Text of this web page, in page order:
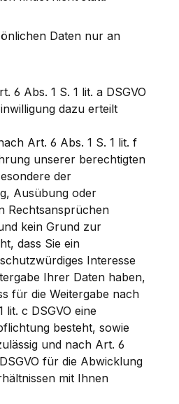
Daten nur an
6 Abs. 1 S. 1 lit. a DSGVO
dazu erteilt
Art. 6 Abs. 1 S. 1 lit. f
unserer berechtigten
der
Ausübung oder
Rechtsansprüchen
kein Grund zur
dass Sie ein
Interesse
Ihrer Daten haben,
für die Weitergabe nach
lit. c DSGVO eine
besteht, sowie
und nach Art. 6
für die Abwicklung
mit Ihnen